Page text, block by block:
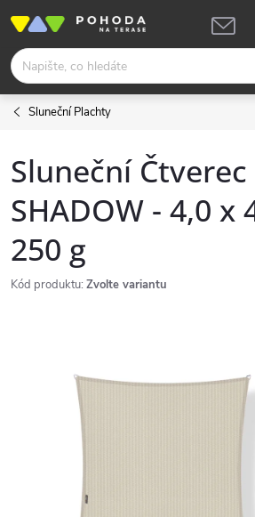
obsah
Sluneční Plachty
Sluneční Čtverec
SHADOW - 4,0 x
250 g
Kód produktu: Zvolte variantu